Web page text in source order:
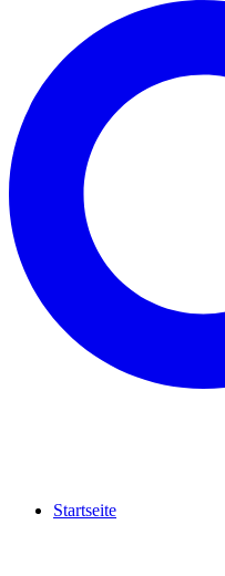
Startseite